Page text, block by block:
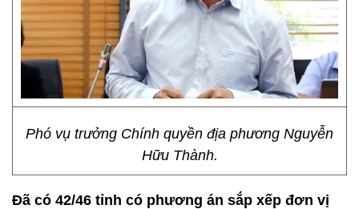
Phó vụ trưởng Chính quyền địa phương Nguyễn
Hữu Thành.
Đã có 42/46 tỉnh có phương án sắp xếp đơn vị